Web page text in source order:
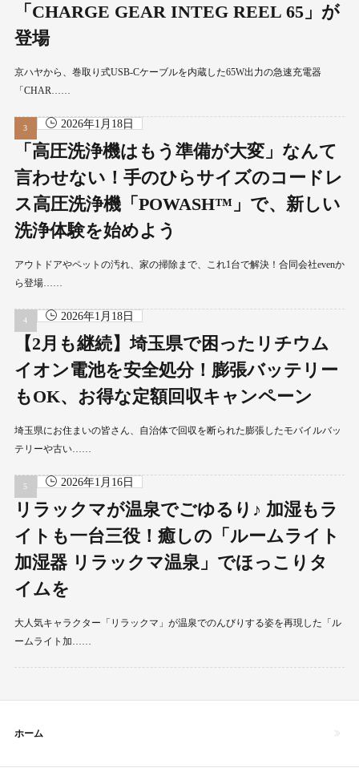
「CHARGE GEAR INTEG REEL 65」が
登場
京ハヤから、巻取り式USB-Cケーブルを内蔵した65W出力の急速充電器
「CHAR……
2026年1月18日
「高圧洗浄機はもう準備が大変」なんて
言わせない！手のひらサイズのコードレ
ス高圧洗浄機「POWASH™」で、新しい
洗浄体験を始めよう
アウトドアやペットの汚れ、家の掃除まで、これ1台で解決！合同会社evenか
ら登場……
2026年1月18日
【2月も継続】埼玉県で困ったリチウム
イオン電池を安全処分！膨張バッテリー
もOK、お得な定額回収キャンペーン
埼玉県にお住まいの皆さん、自治体で回収を断られた膨張したモバイルバッ
テリーや古い……
2026年1月16日
リラックマが温泉でごゆるり♪ 加湿もラ
イトも一台三役！癒しの「ルームライト
加湿器 リラックマ温泉」でほっこりタ
イムを
大人気キャラクター「リラックマ」が温泉でのんびりする姿を再現した「ル
ームライト加……
ホーム